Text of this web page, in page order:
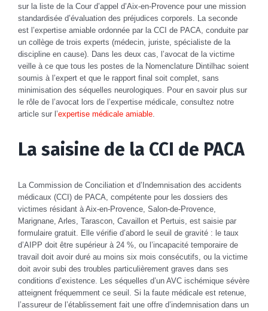
sur la liste de la Cour d’appel d’Aix-en-Provence pour une mission
standardisée d’évaluation des préjudices corporels. La seconde
est l’expertise amiable ordonnée par la CCI de PACA, conduite par
un collège de trois experts (médecin, juriste, spécialiste de la
discipline en cause). Dans les deux cas, l’avocat de la victime
veille à ce que tous les postes de la Nomenclature Dintilhac soient
soumis à l’expert et que le rapport final soit complet, sans
minimisation des séquelles neurologiques. Pour en savoir plus sur
le rôle de l’avocat lors de l’expertise médicale, consultez notre
article sur l’expertise médicale amiable
La saisine de la CCI de PACA
La Commission de Conciliation et d’Indemnisation des accidents
médicaux (CCI) de PACA, compétente pour les dossiers des
victimes résidant à Aix-en-Provence, Salon-de-Provence,
Marignane, Arles, Tarascon, Cavaillon et Pertuis, est saisie par
formulaire gratuit. Elle vérifie d’abord le seuil de gravité : le taux
d’AIPP doit être supérieur à 24 %, ou l’incapacité temporaire de
travail doit avoir duré au moins six mois consécutifs, ou la victime
doit avoir subi des troubles particulièrement graves dans ses
conditions d’existence. Les séquelles d’un AVC ischémique sévère
atteignent fréquemment ce seuil. Si la faute médicale est retenue,
l’assureur de l’établissement fait une offre d’indemnisation dans un